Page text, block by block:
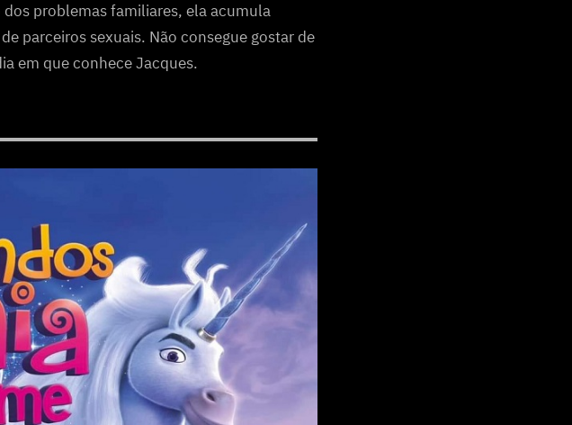
problemas familiares, ela acumula
parceiros sexuais. Não consegue gostar de
em que conhece Jacques.